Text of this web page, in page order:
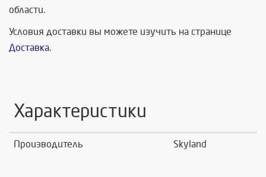
области.
Условия доставки вы можете изучить на странице
Доставка.
Характеристики
Производитель Skyland